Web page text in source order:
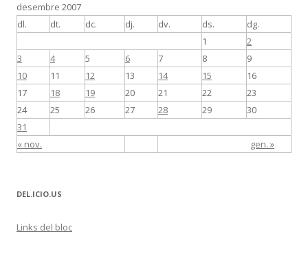
a
:
desembre 2007
dl.
dt. dc. dj. dv. ds. dg.
« nov. gen. »
1
2
3
4 5 6 7 8
9
10
11 12 13 14 15
16
17
18 19 20 21 22
23
24
25 26 27 28 29
30
31
DEL.ICIO.US
Links del bloc